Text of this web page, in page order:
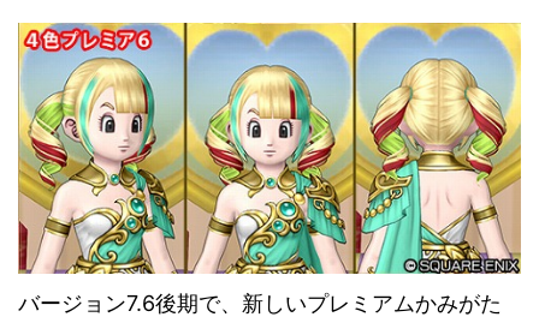
バージョン7.6後期で、新しいプレミアムかみがた